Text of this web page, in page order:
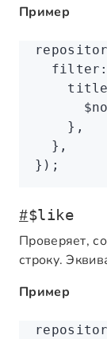
Пример
  filter
:
    title
    }
,
  }
,
});
#$like
Проверяет,
строку.
Пример